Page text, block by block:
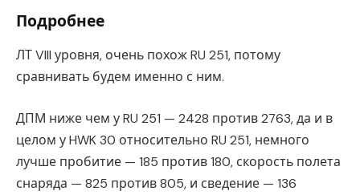
Подробнее
ЛТ VIII уровня, очень похож RU 251, потому
сравнивать будем именно с ним.
ДПМ ниже чем у RU 251 — 2428 против 2763, да и в
целом у HWK 30 относительно RU 251, немного
лучше пробитие — 185 против 180, скорость полета
снаряда — 825 против 805, и сведение — 136